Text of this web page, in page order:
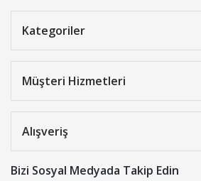
Kategoriler
Müşteri Hizmetleri
Alışveriş
Bizi Sosyal Medyada Takip Edin